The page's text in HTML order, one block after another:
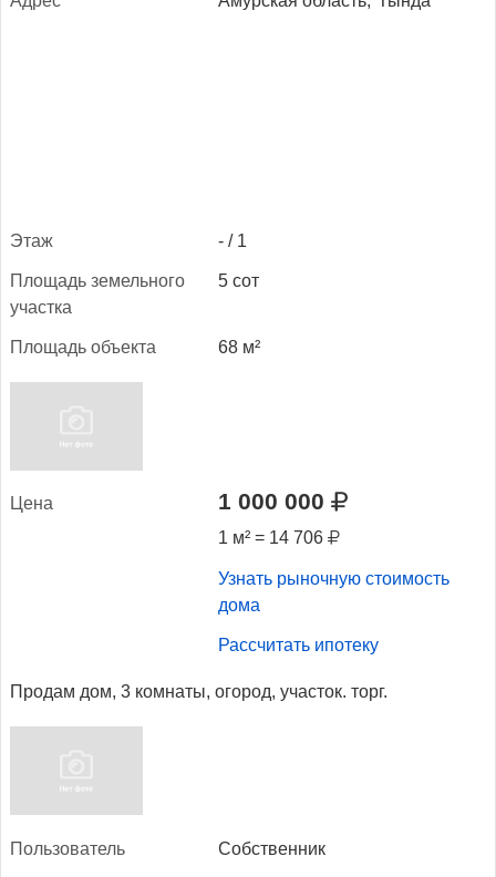
Этаж - / 1
Пло­щадь зе­мель­но­го
учас­тка
5 сот
Пло­щадь объ­ек­та 68 м²
Це­на 1 000 000
1 м² = 14 706
Узнать рыночную стоимость
дома
Рассчитать ипотеку
Продам дом, 3 комнаты, огород, участок. торг.
Поль­зо­ватель Собственник